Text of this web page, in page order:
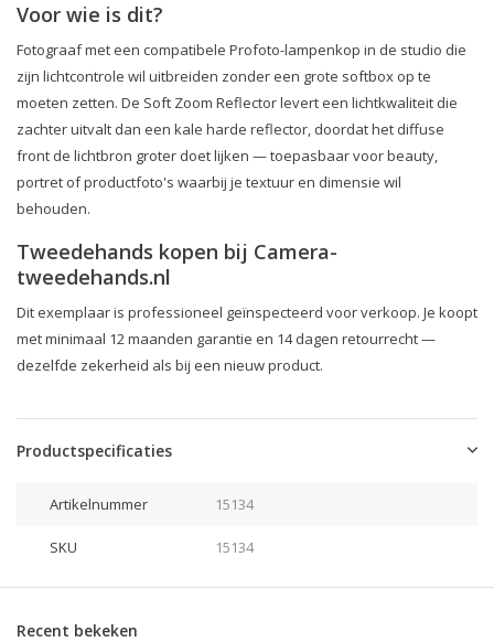
Voor wie is dit?
Fotograaf met een compatibele Profoto-lampenkop in de studio die
zijn lichtcontrole wil uitbreiden zonder een grote softbox op te
moeten zetten. De Soft Zoom Reflector levert een lichtkwaliteit die
zachter uitvalt dan een kale harde reflector, doordat het diffuse
front de lichtbron groter doet lijken — toepasbaar voor beauty,
portret of productfoto's waarbij je textuur en dimensie wil
behouden.
Tweedehands kopen bij Camera-
tweedehands.nl
Dit exemplaar is professioneel geïnspecteerd voor verkoop. Je koopt
met minimaal 12 maanden garantie en 14 dagen retourrecht —
dezelfde zekerheid als bij een nieuw product.
Productspecificaties
Artikelnummer 15134
SKU 15134
Recent bekeken